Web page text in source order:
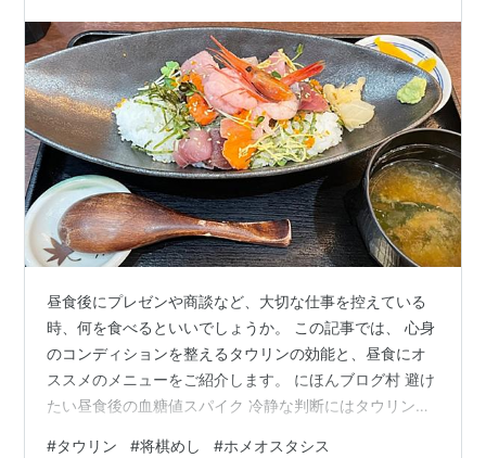
昼食後にプレゼンや商談など、大切な仕事を控えている
時、何を食べるといいでしょうか。 この記事では、 心身
のコンディションを整えるタウリンの効能と、昼食にオ
ススメのメニューをご紹介します。 にほんブログ村 避け
たい昼食後の血糖値スパイク 冷静な判断にはタウリンを
#タウリン #将棋めし #ホメオスタシス